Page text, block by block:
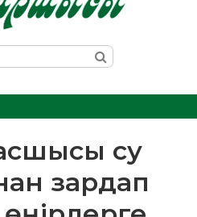
су
зардап